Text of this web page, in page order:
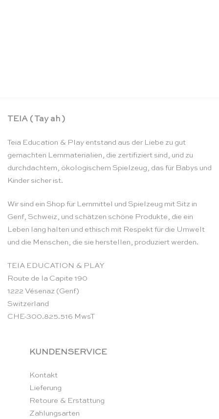
TEIA ( Tay ah )
Teia Education & Play entstand aus der Liebe zu gut
gemachten Lernmaterialien, die zertifiziert sind, und zu
durchdachtem, ökologischem Spielzeug, das für Babys und
Kinder sicher ist.
Wir sind ein Shop für Lernmittel und Spielzeug mit Sitz in
Genf, Schweiz, und schätzen schöne Produkte, die ein
Leben lang halten und ethisch mit Respekt für die Umwelt
und die Menschen, die sie herstellen, produziert werden.
TEIA EDUCATION & PLAY
Route de la Capite 190
1222 Vésenaz (Genf)
Switzerland
CHE-300.825.516 MwsT
KUNDENSERVICE
Kontakt
Lieferung
Retoure & Erstattung
Zahlungsarten